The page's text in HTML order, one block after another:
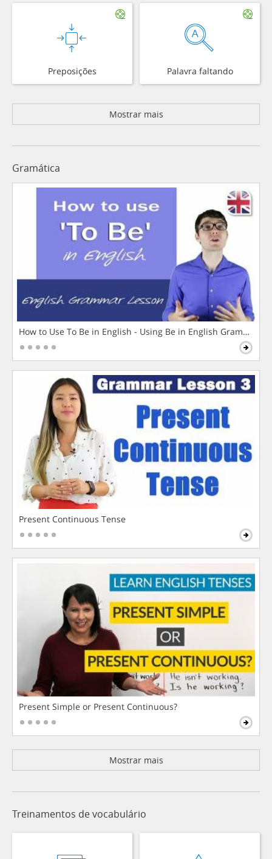
Preposições Palavra faltando
Mostrar mais
Gramática
How to Use To Be in English - Using Be in English Grammar
Present Continuous Tense
Present Simple or Present Continuous?
Mostrar mais
Treinamentos de vocabulário